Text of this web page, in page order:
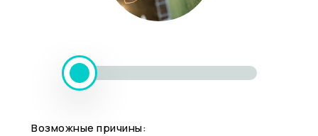
Возможные причины: